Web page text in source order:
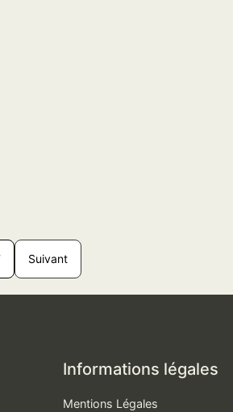
Suivant
Informations légales
Mentions Légales